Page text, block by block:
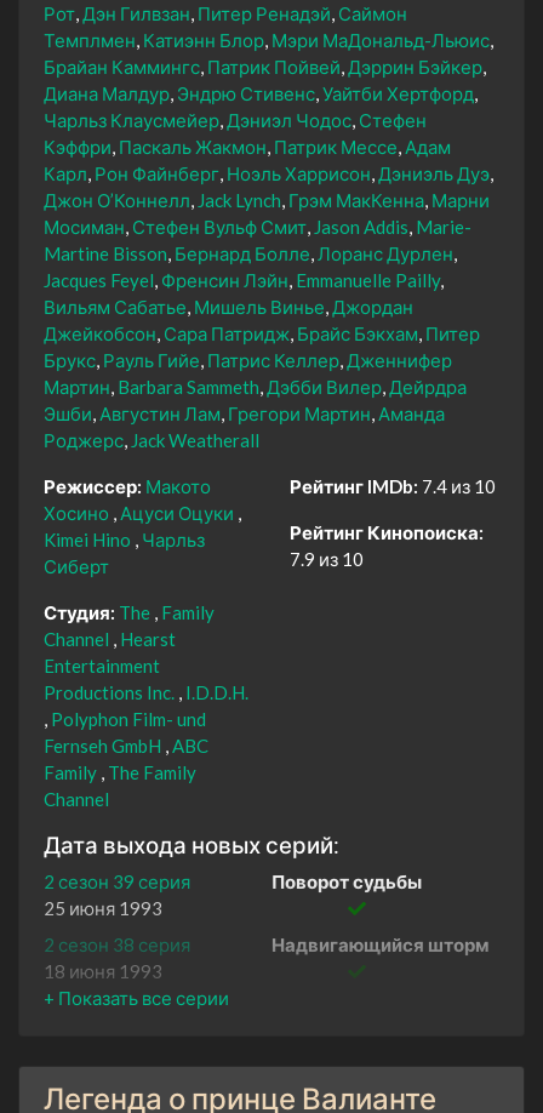
Рот Дэн Гилвзан Питер Ренадэй Саймон
Темплмен Катиэнн Блор Мэри МаДональд-Льюис
Брайан Каммингс Патрик Пойвей Дэррин Бэйкер
Диана Малдур Эндрю Стивенс Уайтби Хертфорд
Чарльз Клаусмейер Дэниэл Чодос Стефен
Кэффри Паскаль Жакмон Патрик Мессе Адам
Карл Рон Файнберг Ноэль Харрисон Дэниэль Дуэ
Джон О’Коннелл Jack Lynch Грэм МакКенна Марни
Мосиман Стефен Вульф Смит Jason Addis Marie-
Martine Bisson Бернард Болле Лоранс Дурлен
Jacques Feyel Френсин Лэйн Emmanuelle Pailly
Вильям Сабатье Мишель Винье Джордан
Джейкобсон Сара Патридж Брайс Бэкхам Питер
Брукс Рауль Гийе Патрис Келлер Дженнифер
Мартин Barbara Sammeth Дэбби Вилер Дейрдра
Эшби Августин Лам Грегори Мартин Аманда
Роджерс Jack Weatherall
Режиссер: Макото
Хосино
Ацуси Оцуки
Kimei Hino
Чарльз
Сиберт
Студия: The Family
Channel
Hearst
Entertainment
Productions Inc. I.D.D.H.
Polyphon Film- und
Fernseh GmbH ABC
Family The Family
Channel
Рейтинг IMDb: 7.4 из 10
Рейтинг Кинопоиска:
7.9 из 10
Дата выхода новых серий:
2 сезон 39 серия
Поворот судьбы
25 июня 1993
2 сезон 38 серия
Надвигающийся шторм
18 июня 1993
2 сезон 37 серия
2 сезон 36 серия
Новый рассвет
4 июня 1993
Легенда о принце Валианте